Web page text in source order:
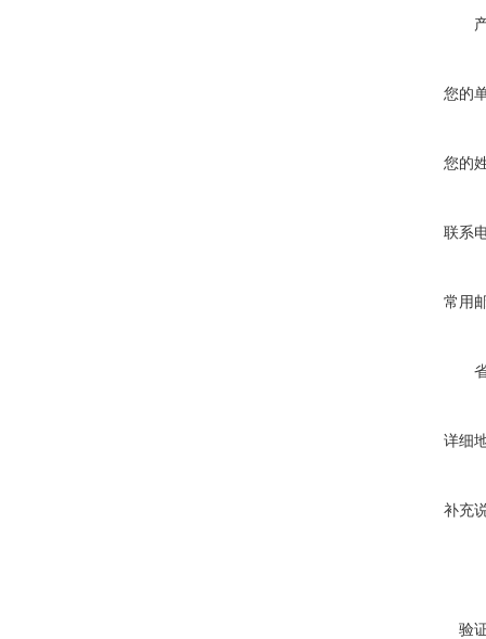
您的
您的
联系
常用
详细
补充
验